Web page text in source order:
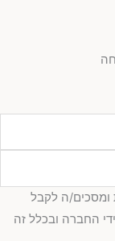
ה לקבל
החברה ובכלל זה